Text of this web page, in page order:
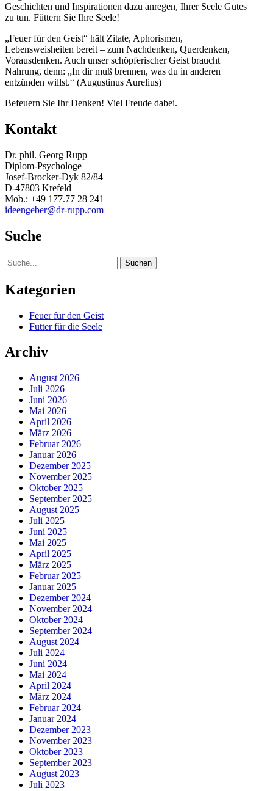
Geschichten und Inspirationen dazu anregen, Ihrer Seele Gutes
zu tun. Füttern Sie Ihre Seele!
„Feuer für den Geist“ hält Zitate, Aphorismen,
Lebensweisheiten bereit – zum Nachdenken, Querdenken,
Vorausdenken. Auch unser schöpferischer Geist braucht
Nahrung, denn: „In dir muß brennen, was du in anderen
entzünden willst.“ (Augustinus Aurelius)
Befeuern Sie Ihr Denken! Viel Freude dabei.
Kontakt
Dr. phil. Georg Rupp
Diplom-Psychologe
Josef-Brocker-Dyk 82/84
D-47803 Krefeld
Mob.: +49 177.77 28 241
ideengeber@dr-rupp.com
Suche
Suche
Kategorien
Feuer für den Geist
Futter für die Seele
Archiv
August 2026
Juli 2026
Juni 2026
Mai 2026
April 2026
März 2026
Februar 2026
Januar 2026
Dezember 2025
November 2025
Oktober 2025
September 2025
August 2025
Juli 2025
Juni 2025
Mai 2025
April 2025
März 2025
Februar 2025
Januar 2025
Dezember 2024
November 2024
Oktober 2024
September 2024
August 2024
Juli 2024
Juni 2024
Mai 2024
April 2024
März 2024
Februar 2024
Januar 2024
Dezember 2023
November 2023
Oktober 2023
September 2023
August 2023
Juli 2023